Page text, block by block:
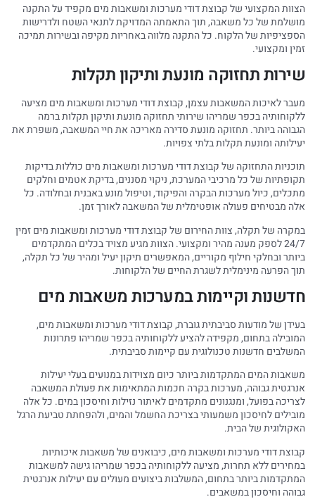
הצוות המקצועי של קבוצת דודי מערכות ומשאבות מים מקפיד על התקנה
מושלמת של כל משאבה, תוך התאמתה המדויקת לתנאי השטח ולדרישות
הספציפיות של הלקוח. כל התקנה מלווה באחריות מקיפה ובשירות תמיכה
זמין ומקצועי.
שירות תחזוקה מונעת ותיקון תקלות
מעבר לאיכות המשאבות עצמן, קבוצת דודי מערכות ומשאבות מים מציעה
ללקוחותיה בכפר שמריהו שירותי תחזוקה מונעת ותיקון תקלות ברמה
הגבוהה ביותר. תחזוקה מונעת סדירה מאריכה את חיי המשאבה, משפרת את
יעילותה ומונעת תקלות בלתי צפויות.
תוכניות התחזוקה של קבוצת דודי מערכות ומשאבות מים כוללות בדיקות
תקופתיות של כל מרכיבי המערכת, ניקוי מסננים, בדיקת אטמים וחלקים
מתכלים, כיול מערכות הבקרה והפיקוד, וטיפול מונע באבנית ובחלודה. כל
אלה מבטיחים פעולה אופטימלית של המשאבה לאורך זמן.
במקרה של תקלה, צוות החירום של קבוצת דודי מערכות ומשאבות מים זמין
24/7 לספק מענה מהיר ומקצועי. הצוות מגיע מצויד בכלים המתקדמים
ביותר ובחלקי חילוף מקוריים, המאפשרים תיקון יעיל ומהיר של כל תקלה,
תוך הפרעה מינימלית לשגרת החיים של הלקוחות.
חדשנות וקיימות במערכות משאבות מים
בעידן של מודעות סביבתית גוברת, קבוצת דודי מערכות ומשאבות מים,
המובילה בתחום, מקפידה להציע ללקוחותיה בכפר שמריהו פתרונות
המשלבים חדשנות טכנולוגית עם קיימות סביבתית.
משאבות המים המתקדמות ביותר כיום מצוידות במנועים בעלי יעילות
אנרגטית גבוהה, מערכות בקרה חכמות המתאימות את פעולת המשאבה
לצריכה בפועל, ומנגנונים מתקדמים לאיתור נזילות וחיסכון במים. כל אלה
מובילים לחיסכון משמעותי בצריכת החשמל והמים, ולהפחתת טביעת הרגל
האקולוגית של הבית.
קבוצת דודי מערכות ומשאבות מים, כיבואנים של משאבות איכותיות
במחירים ללא תחרות, מציעה ללקוחותיה בכפר שמריהו גישה למשאבות
המתקדמות ביותר בתחום, המשלבות ביצועים מעולים עם יעילות אנרגטית
גבוהה וחיסכון במשאבים.